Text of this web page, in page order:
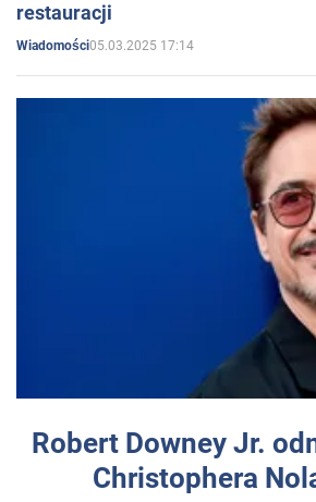
restauracji
Wiadomości05.03.2025 17:14
Robert Downey Jr.
Christophera